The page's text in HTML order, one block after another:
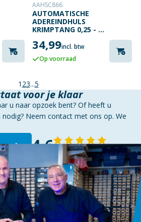
AAHSC866
AUTOMATISCHE
ADEREINDHULS
KRIMPTANG 0,25 - 6
34,99incl. btw
Op voorraad
1 23...5
voor je klaar
u naar opzoek bent? Of heeft u
Neem contact met ons op. We
4,6 143 reviews